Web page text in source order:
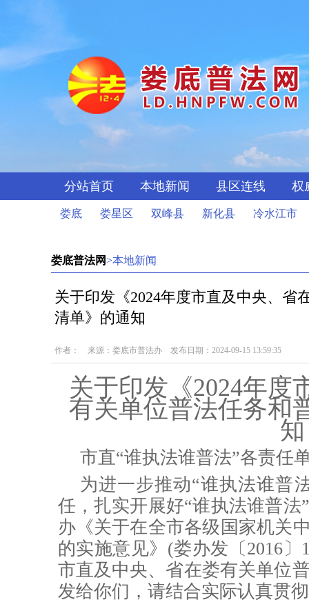
分站首页 本地新闻 县区连线 权
娄底 娄星区 双峰县 新化县 冷水江市
娄底普法网>本地新闻
关于印发《2024年度市直及中央、省
清单》的通知
作者： 来源：娄底市普法办 发布日期：2024-09-15 13:59:35
关于印发《2024年度
有关单位普法任务和
知
市直“谁执法谁普法”各责任
为进一步推动“谁执法谁普
任， 扎实开展好“谁执法谁普法
办《关于在全市各级 国家机关
的实施意见》(娄办发〔2016〕
市直及中央、省在娄有关单位
发给你们，请结合实际认真贯